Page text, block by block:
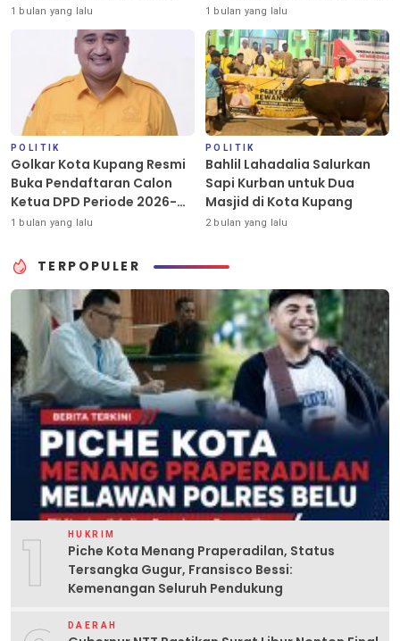
1 bulan yang lalu
Golkar Kota Kupang
1 bulan yang lalu
POLITIK
Golkar Kota Kupang Resmi
Buka Pendaftaran Calon
Ketua DPD Periode 2026-
2031
1 bulan yang lalu
POLITIK
Bahlil Lahadalia Salurkan
Sapi Kurban untuk Dua
Masjid di Kota Kupang
2 bulan yang lalu
TERPOPULER
1 HUKRIM
Piche Kota Menang Praperadilan, Status
Tersangka Gugur, Fransisco Bessi:
Kemenangan Seluruh Pendukung
DAERAH